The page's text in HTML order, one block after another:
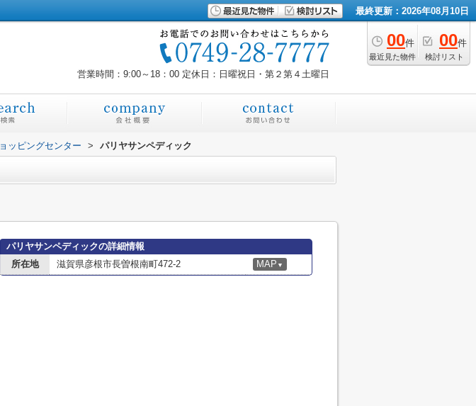
最終更新：2026年08月10日
00件
最近見た物件
00件
検討リスト
営業時間：9:00～18：00 定休日：日曜祝日・第２第４土曜日
ッピングセンター > パリヤサンペディック
パリヤサンペディックの詳細情報
所在地
滋賀県彦根市長曽根南町472-2 MAP ▼